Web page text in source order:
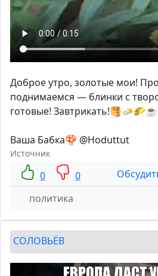
Доброе утро, золотые мои!
поднимаемся — блинки с
готовые! Завтрикать!🥞🧈🌮☕
Ваша Бабка🍄 @Hoduttut
Источник
0 0
политика
СОЛОВЬЁВ